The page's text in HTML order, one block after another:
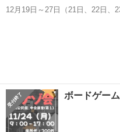
12月19日～27日（21日、22日、
ボードゲー